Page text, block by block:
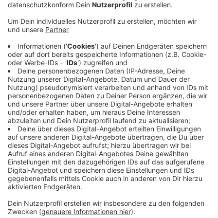
Anzeige
Bis heute (11. Mai 2020) wurden bereits 4.068.000
Euro gespendet. In 21 Jahren - seit Beginn der Aktion
Lichtblicke also - wurde diese Marke noch nicht
geknackt. Und das fünf Monate vor Ende des
laufenden Geschäftsjahres. Einen großen Anteil an
diesem Erfolg hat unsere neu eingeführte Corona-
Hilfe, die im Moment zahlreiche private Spender und
Unternehmen motiviert, unsere Hilfsaktion zu
unterstützen. Über 170.000 Euro haben wir davon
bereits an Corona-Betroffene überwiesen und konnten
somit 115 Familien in dieser besonderen Zeit
unterstützen.
Anzeige